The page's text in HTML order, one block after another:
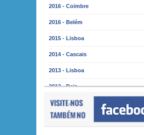
2016 - Coïmbre
2016 - Belém
2015 - Lisboa
2014 - Cascais
2013 - Lisboa
2012 - Beja
2011 - Lisbonne
2010 - Almada